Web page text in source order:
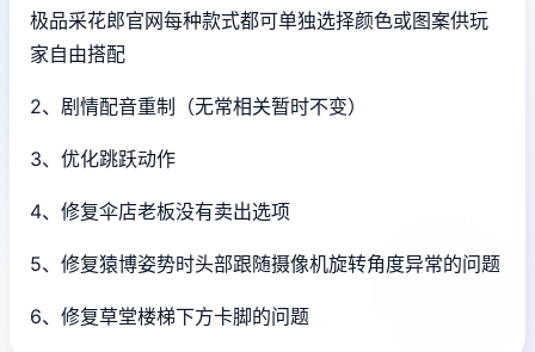
极品采花郎官网每种款式都可单独选择颜色或图案供玩
家自由搭配
2、剧情配音重制（无常相关暂时不变）
3、优化跳跃动作
4、修复伞店老板没有卖出选项
5、修复猿博姿势时头部跟随摄像机旋转角度异常的问题
6、修复草堂楼梯下方卡脚的问题